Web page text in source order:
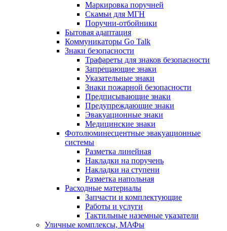
Маркировка поручней
Скамьи для МГН
Поручни-отбойники
Бытовая адаптация
Коммуникаторы Go Talk
Знаки безопасности
Трафареты для знаков безопасности
Запрещающие знаки
Указательные знаки
Знаки пожарной безопасности
Предписывающие знаки
Предупреждающие знаки
Эвакуационные знаки
Медицинские знаки
Фотолюминесцентные эвакуационные
системы
Разметка линейная
Накладки на поручень
Накладки на ступени
Разметка напольная
Расходные материалы
Запчасти и комплектующие
Работы и услуги
Тактильные наземные указатели
Уличные комплексы, МАФы